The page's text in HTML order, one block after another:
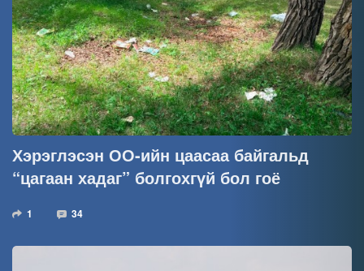
Хэрэглэсэн ОО-ийн цаасаа байгальд
“цагаан хадаг” болгохгүй бол гоё
1 34